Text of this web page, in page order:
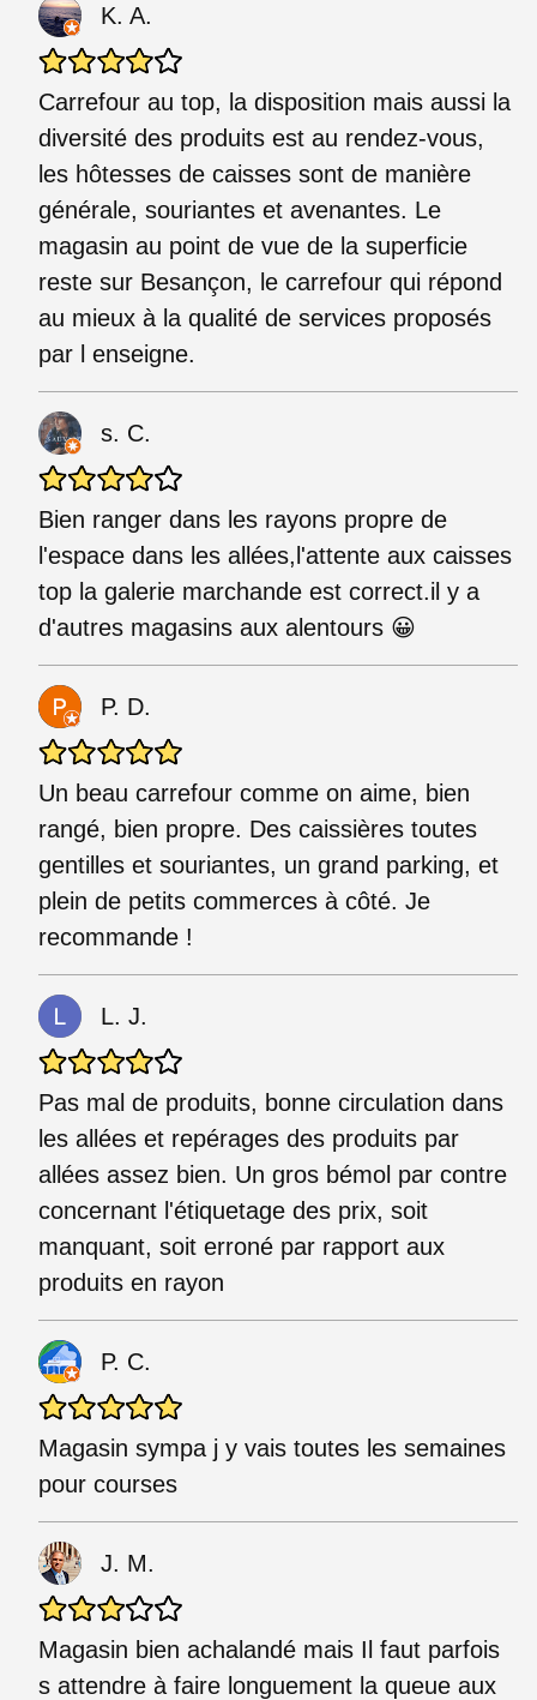
K. A.
Carrefour au top, la disposition mais aussi la
diversité des produits est au rendez-vous,
les hôtesses de caisses sont de manière
générale, souriantes et avenantes. Le
magasin au point de vue de la superficie
reste sur Besançon, le carrefour qui répond
au mieux à la qualité de services proposés
par l enseigne.
s. C.
Bien ranger dans les rayons propre de
l'espace dans les allées,l'attente aux caisses
top la galerie marchande est correct.il y a
d'autres magasins aux alentours 😀
P. D.
Un beau carrefour comme on aime, bien
rangé, bien propre. Des caissières toutes
gentilles et souriantes, un grand parking, et
plein de petits commerces à côté. Je
recommande !
L. J.
Pas mal de produits, bonne circulation dans
les allées et repérages des produits par
allées assez bien. Un gros bémol par contre
concernant l'étiquetage des prix, soit
manquant, soit erroné par rapport aux
produits en rayon
P. C.
Magasin sympa j y vais toutes les semaines
pour courses
J. M.
Magasin bien achalandé mais Il faut parfois
s attendre à faire longuement la queue aux